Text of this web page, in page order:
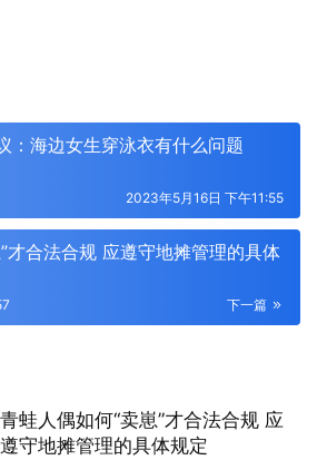
：海边女生穿泳衣有什么问题
2023年5月16日 下午11:55
才合法合规 应遵守地摊管理的具体
下一篇
青蛙人偶如何“卖崽”才合法合规 应
遵守地摊管理的具体规定